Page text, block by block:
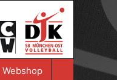
Webshop